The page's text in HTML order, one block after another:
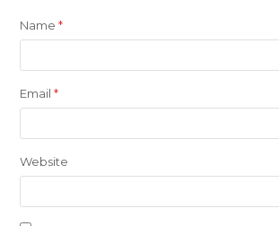
Name*
Email*
Website